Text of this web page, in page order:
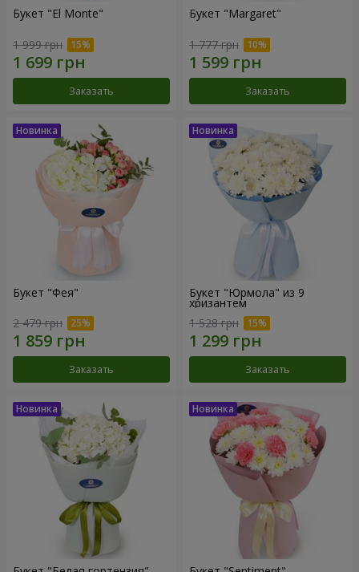
Букет "El Monte"
1 999 грн
Заказать
Букет "Margaret"
1 777 грн
Заказать
Букет "Фея"
2 479 грн
Заказать
Букет "Юрмола" из 9
хризантем
1 528 грн
Заказать